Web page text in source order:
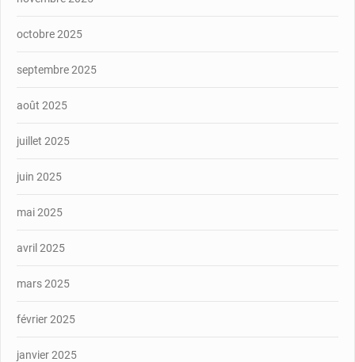
octobre 2025
septembre 2025
août 2025
juillet 2025
juin 2025
mai 2025
avril 2025
mars 2025
février 2025
janvier 2025